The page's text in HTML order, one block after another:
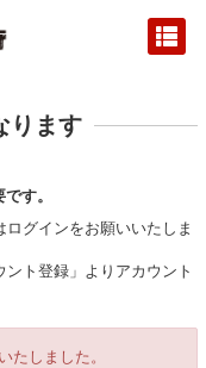
ります
す。
グインをお願いいたしま
ト登録」よりアカウント
たしました。